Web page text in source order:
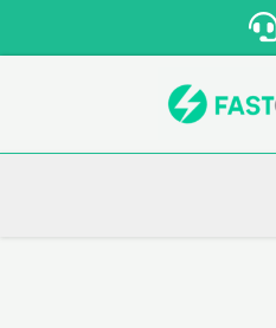
til